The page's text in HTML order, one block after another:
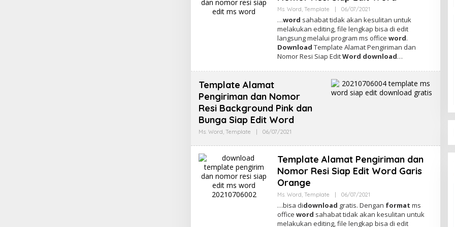
Ms. Word Template | 06/07/2021
E
H
A
D
M
I
…word sahabat tidak akan kesulitan untuk
melakukan editing, file lengkap bisa di edit
langsung melalui program ms office word.
Download Template Alamat Pengiriman dan
Nomor Resi Siap EditWord download…
Template Alamat
Pengiriman dan Nomor
Resi Background Pink dan
Bunga Siap Edit Word
Ms. Word Template | 06/07/2021
E
A
M
I
N
Template Alamat Pengiriman dan
Nomor Resi Siap Edit Word Garis
Orange
Ms. Word Template | 06/07/2021
E
H
A
…bisa didownload gratis. Dengan format ms
office word sahabat tidak akan kesulitan untuk
melakukan editing, file lengkap bisa di edit